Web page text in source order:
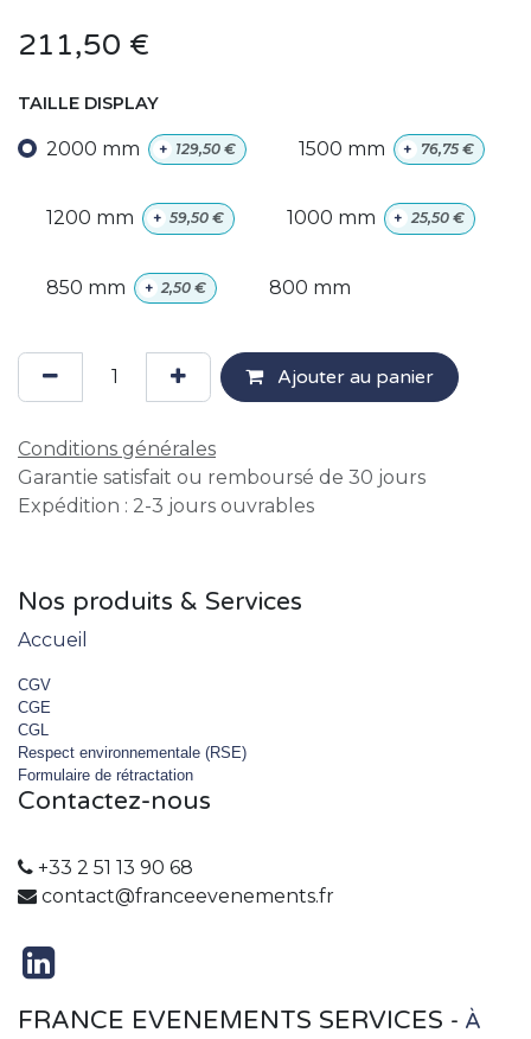
211,50 €
TAILLE DISPLAY
2000 mm + 129,50 € 1500 mm + 76,75€
1200 mm + 59,50 € 1000 mm + 25,50€
850 mm + 2,50 € 800 mm
Ajouter au panier
Conditions générales
Garantie satisfait ou remboursé de 30 jours
Expédition : 2-3 jours ouvrables
Nos produits & Services
Accueil
CGV
CGE
CGL
Respect environnementale (RSE)
Formulaire de rétractation
Contactez-nous
+33 2 51 13 90 68
contact@franceevenements.fr
FRANCE EVENEMENTS SERVICES - À